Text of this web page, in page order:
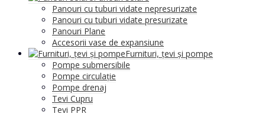
Panouri cu tuburi vidate nepresurizate
Panouri cu tuburi vidate presurizate
Panouri Plane
Accesorii vase de expansiune
Furnituri, țevi și pompe
Pompe submersibile
Pompe circulație
Pompe drenaj
Tevi Cupru
Tevi PPR